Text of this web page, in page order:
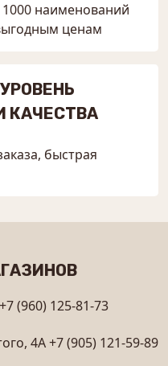
наименований
ценам
КАЧЕСТВА
быстрая
+7 (960) 125-81-73
4А+7 (905) 121-59-89